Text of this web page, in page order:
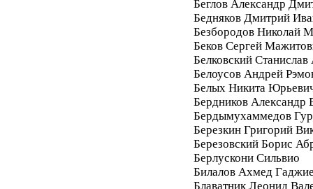
Беглов Александр
Бедняков Дмитрий
Безбородов Николай
Беков Сергей
Белковский
Белоусов Андрей
Белых Никита
Бердников Александр
Бердымухаммедов
Березкин Григорий
Березовский Борис
Берлускони Сильвио
Билалов Ахмед
Блаватник Леонид